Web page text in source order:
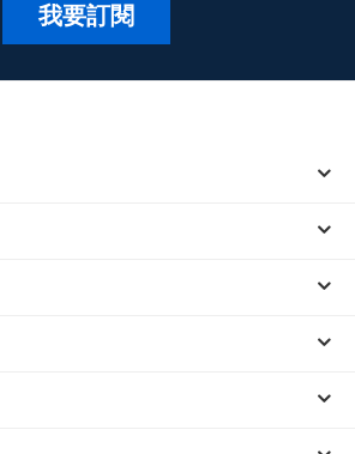
我要訂閱